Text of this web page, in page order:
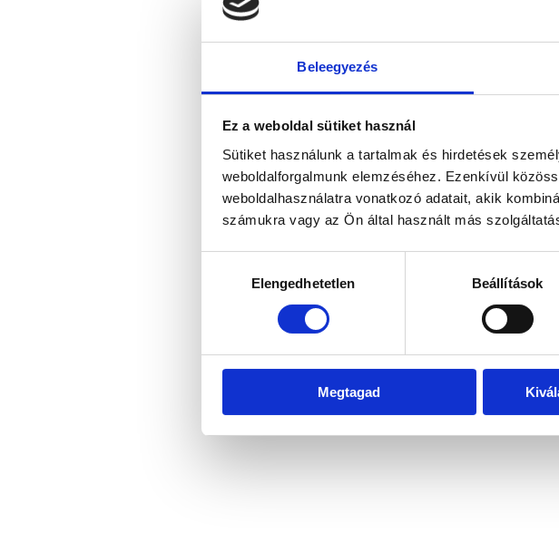
Beleegyezés
Ez a weboldal sütiket használ
Sütiket használunk a tartalmak és hirdetések
weboldalforgalmunk elemzéséhez. Ezenkívül
weboldalhasználatra vonatkozó adatait, akik
számukra vagy az Ön által használt más
kiválasztásaElengedhetetlen Beállítások
Megtagad
Application error: a client-side exception has occurred